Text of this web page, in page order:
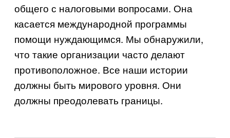
общего с налоговыми вопросами. Она
касается международной программы
помощи нуждающимся. Мы обнаружили,
что такие организации часто делают
противоположное. Все наши истории
должны быть мирового уровня. Они
должны преодолевать границы.